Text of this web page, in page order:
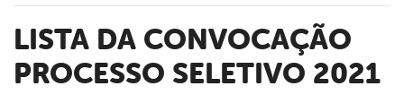
LISTA DA CONVOCAÇÃO
PROCESSO SELETIVO 2021